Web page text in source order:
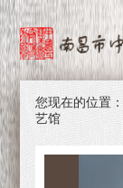
您现在的位置：
艺馆